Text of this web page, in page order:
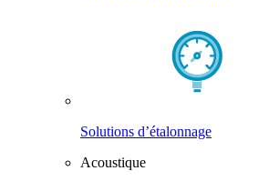
Solutions d’étalonnage
Acoustique